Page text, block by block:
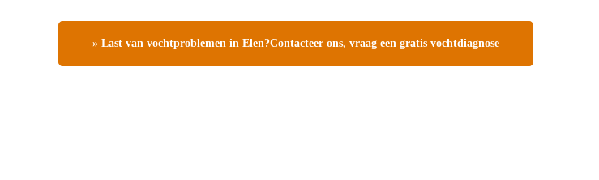
» Last van vochtproblemen in Elen?Contacteer ons, vraag een gratis vochtdiagnose